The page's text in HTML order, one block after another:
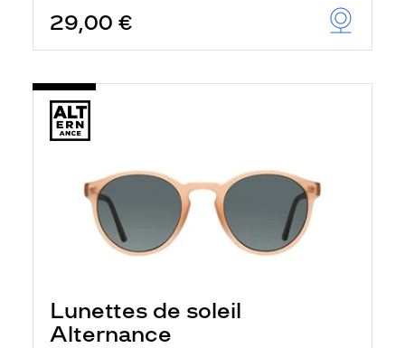
29,00 €
Lunettes de soleil
Alternance